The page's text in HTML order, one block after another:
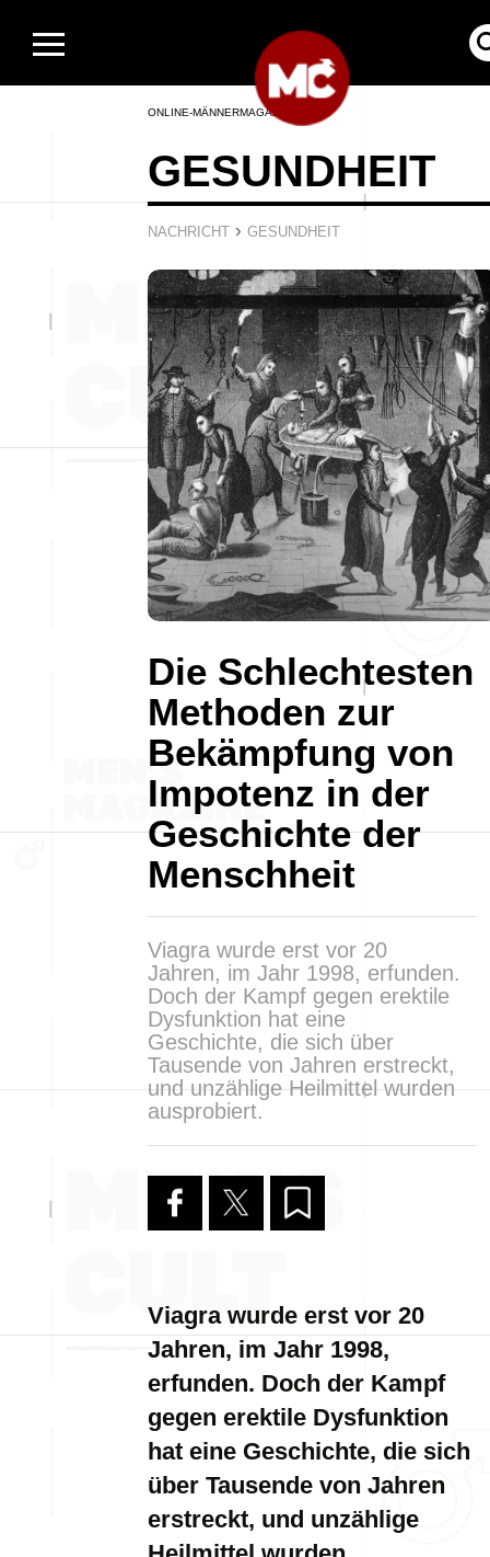
ONLINE-MÄNNERMAGAZIN
GESUNDHEIT
NACHRICHT › GESUNDHEIT
Die Schlechtesten
Methoden zur
Bekämpfung von
Impotenz in der
Geschichte der
Menschheit
Viagra wurde erst vor 20
Jahren, im Jahr 1998, erfunden.
Doch der Kampf gegen erektile
Dysfunktion hat eine
Geschichte, die sich über
Tausende von Jahren erstreckt,
und unzählige Heilmittel wurden
ausprobiert.
Viagra wurde erst vor 20
Jahren, im Jahr 1998,
erfunden. Doch der Kampf
gegen erektile Dysfunktion
hat eine Geschichte, die sich
über Tausende von Jahren
erstreckt, und unzählige